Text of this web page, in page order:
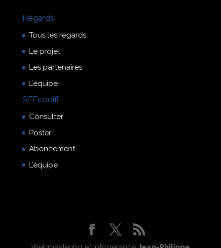
Regards
Tous les regards
Le projet
Les partenaires
L’équipe
SFEcodiff
Consulter
Poster
Abonnement
L’équipe